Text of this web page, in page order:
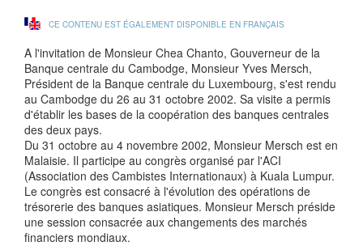
CE CONTENU EST ÉGALEMENT DISPONIBLE EN FRANÇAIS
A l'invitation de Monsieur Chea Chanto, Gouverneur de la
Banque centrale du Cambodge, Monsieur Yves Mersch,
Président de la Banque centrale du Luxembourg, s'est rendu
au Cambodge du 26 au 31 octobre 2002. Sa visite a permis
d'établir les bases de la coopération des banques centrales
des deux pays.
Du 31 octobre au 4 novembre 2002, Monsieur Mersch est en
Malaisie. Il participe au congrès organisé par l'ACI
(Association des Cambistes Internationaux) à Kuala Lumpur.
Le congrès est consacré à l'évolution des opérations de
trésorerie des banques asiatiques. Monsieur Mersch préside
une session consacrée aux changements des marchés
financiers mondiaux.